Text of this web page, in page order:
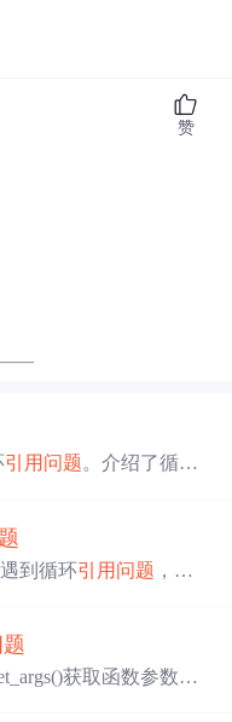
赞
引用 问题。介绍了循环
的处理方式，最后给出
。到循环引用 问题 ，如
出了相应代码示例，通
获取函数参数引